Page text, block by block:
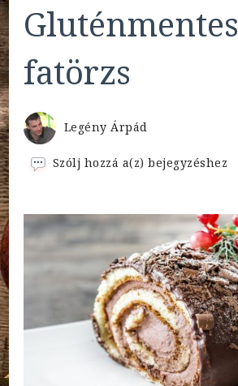
Gluténmentes
fatörzs
Legény Árpád
Szólj hozzá a(z)Gluténmentes
bejegyzéshez